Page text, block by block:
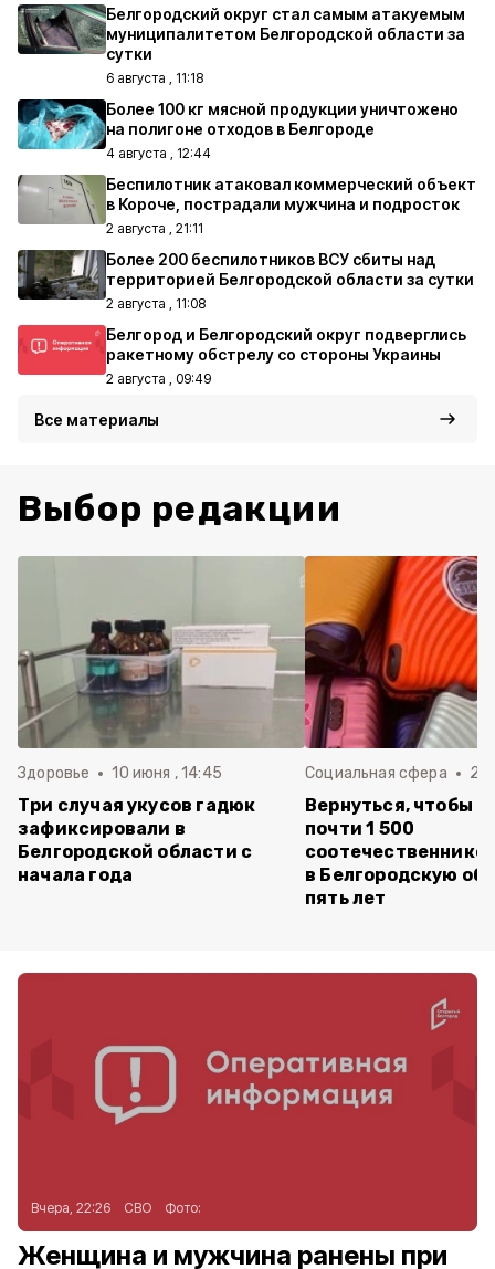
Белгородский округ стал самым атакуемым
муниципалитетом Белгородской области за
сутки
6 августа , 11:18
Более 100 кг мясной продукции уничтожено
на полигоне отходов в Белгороде
4 августа , 12:44
Беспилотник атаковал коммерческий объект
в Короче, пострадали мужчина и подросток
2 августа , 21:11
Более 200 беспилотников ВСУ сбиты над
территорией Белгородской области за сутки
2 августа , 11:08
Белгород и Белгородский округ подверглись
ракетному обстрелу со стороны Украины
2 августа , 09:49
Все материалы
Выбор редакции
Здоровье 10 июня , 14:45
Три случая укусов гадюк
зафиксировали в
Белгородской области с
начала года
Социальная сфера 20
Вернуться, чтобы
почти 1 500
в Белгородскую
пять лет
Вчера, 22:26 СВО Фото:
Женщина и мужчина ранены при